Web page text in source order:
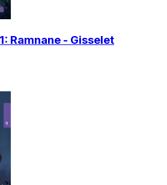
Ramnane - Gisselet